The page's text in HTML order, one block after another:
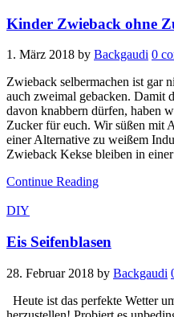
Kinder Zwieback ohne
1. März 2018 by Backgaudi 0
Zwieback selbermachen ist gar
auch zweimal gebacken. Damit
davon knabbern dürfen, haben
Zucker für euch. Wir süßen mit
einer Alternative zu weißem
Zwieback Kekse bleiben in
Continue Reading
DIY
Eis Seifenblasen
28. Februar 2018 by Backgaudi
Heute ist das perfekte Wetter